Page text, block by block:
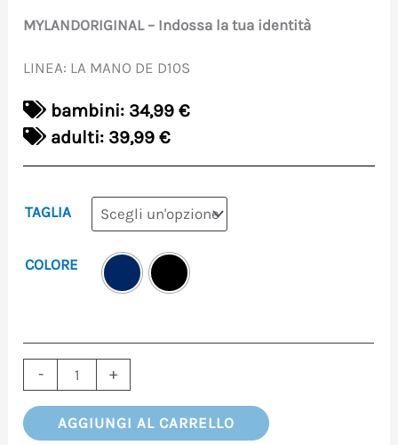
MYLANDORIGINAL – Indossa la tua identità
LINEA: LA MANO DE D10S
bambini: 34,99 €
adulti: 39,99 €
TAGLIA
COLORE
-
sarò
un
uomo
comune
+
AGGIUNGI AL CARRELLO